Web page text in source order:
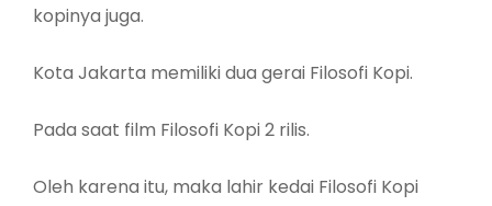
kopinya juga.
Kota Jakarta memiliki dua gerai Filosofi Kopi.
Pada saat film Filosofi Kopi 2 rilis.
Oleh karena itu, maka lahir kedai Filosofi Kopi